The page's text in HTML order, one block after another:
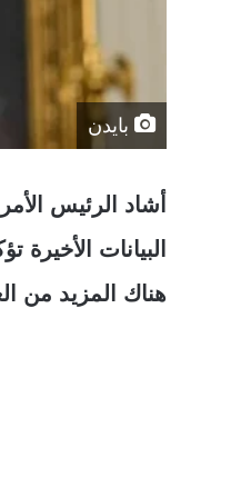
بايدن
أشاد الرئيس
البيانات
هناك المزيد من